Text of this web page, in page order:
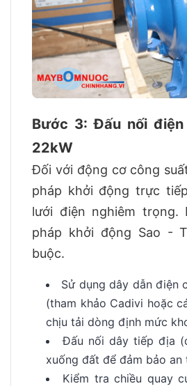
Bước 3: Đấu nối
22kW
Đối với động cơ công
pháp khởi động trực
lưới điện nghiêm trọng.
pháp khởi động Sao -
buộc.
Sử dụng dây dẫn điện
(tham khảo Cadivi hoặc
chịu tải dòng định mức
Đấu nối dây tiếp địa
xuống đất để đảm bảo an
Kiểm tra chiều quay